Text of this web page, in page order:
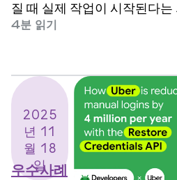
질 때 실제 작업이 시작된다는
4분 읽기
2025
년 11
월 18
일
우수사례